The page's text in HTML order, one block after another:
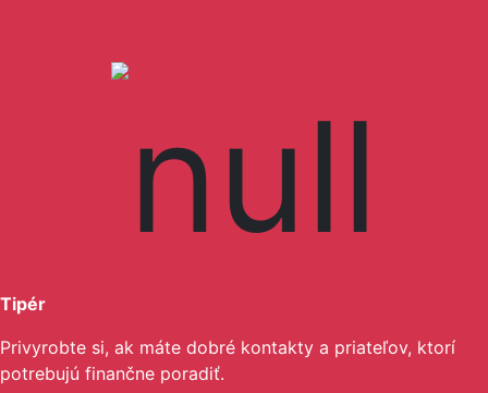
Tipér
Privyrobte si, ak máte dobré kontakty a priateľov, ktorí
potrebujú finančne poradiť.